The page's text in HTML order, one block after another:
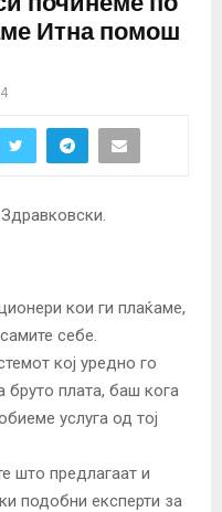
Итна помош
кои ги плаќаме,
себе.
кој уредно го
бруто плата, баш кога
услуга од тој
што предлагаат и
подобни експерти за